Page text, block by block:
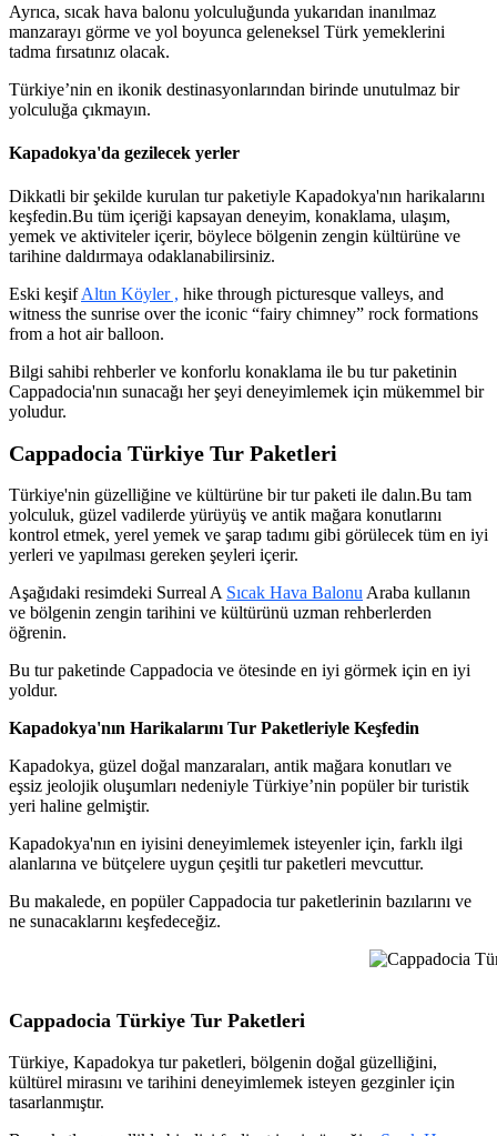
Ayrıca, sıcak hava balonu yolculuğunda yukarıdan inanılmaz
manzarayı görme ve yol boyunca geleneksel Türk yemeklerini
tadma fırsatınız olacak.
Türkiye’nin en ikonik destinasyonlarından birinde unutulmaz bir
yolculuğa çıkmayın.
Kapadokya'da gezilecek yerler
Dikkatli bir şekilde kurulan tur paketiyle Kapadokya'nın harikalarını
keşfedin.Bu tüm içeriği kapsayan deneyim, konaklama, ulaşım,
yemek ve aktiviteler içerir, böylece bölgenin zengin kültürüne ve
tarihine daldırmaya odaklanabilirsiniz.
Eski keşifAltın Köyler , hike through picturesque valleys, and
witness the sunrise over the iconic “fairy chimney” rock formations
from a hot air balloon.
Bilgi sahibi rehberler ve konforlu konaklama ile bu tur paketinin
Cappadocia'nın sunacağı her şeyi deneyimlemek için mükemmel bir
yoludur.
Cappadocia Türkiye Tur Paketleri
Türkiye'nin güzelliğine ve kültürüne bir tur paketi ile dalın.Bu tam
yolculuk, güzel vadilerde yürüyüş ve antik mağara konutlarını
kontrol etmek, yerel yemek ve şarap tadımı gibi görülecek tüm en iyi
yerleri ve yapılması gereken şeyleri içerir.
Aşağıdaki resimdeki Surreal A Sıcak Hava Balonu Araba kullanın
ve bölgenin zengin tarihini ve kültürünü uzman rehberlerden
öğrenin.
Bu tur paketinde Cappadocia ve ötesinde en iyi görmek için en iyi
yoldur.
Kapadokya'nın Harikalarını Tur Paketleriyle Keşfedin
Kapadokya, güzel doğal manzaraları, antik mağara konutları ve
eşsiz jeolojik oluşumları nedeniyle Türkiye’nin popüler bir turistik
yeri haline gelmiştir.
Kapadokya'nın en iyisini deneyimlemek isteyenler için, farklı ilgi
alanlarına ve bütçelere uygun çeşitli tur paketleri mevcuttur.
Bu makalede, en popüler Cappadocia tur paketlerinin bazılarını ve
ne sunacaklarını keşfedeceğiz.
Cappadocia Türkiye Tur Paketleri
Türkiye, Kapadokya tur paketleri, bölgenin doğal güzelliğini,
kültürel mirasını ve tarihini deneyimlemek isteyen gezginler için
tasarlanmıştır.